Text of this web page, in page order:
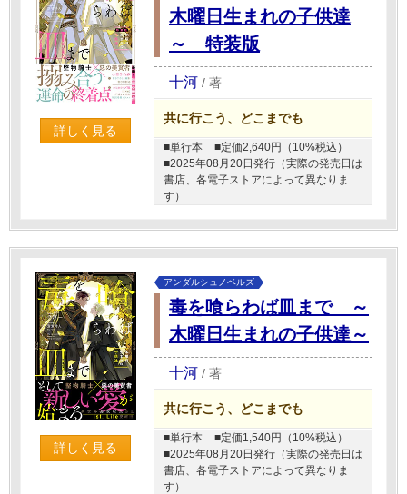
詳しく見る
木曜日生まれの子供達
～ 特装版
十河 / 著
共に行こう、どこまでも
■単行本
■定価2,640円（10%税込）
■2025年08月20日発行（実際の発売日は
書店、各電子ストアによって異なりま
す）
詳しく見る
アンダルシュノベルズ
毒を喰らわば皿まで ～
木曜日生まれの子供達～
十河 / 著
共に行こう、どこまでも
■単行本
■定価1,540円（10%税込）
■2025年08月20日発行（実際の発売日は
書店、各電子ストアによって異なりま
す）